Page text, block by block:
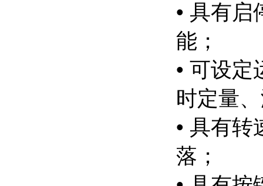
• 具有
能；
• 可设
时定量
• 具有
落；